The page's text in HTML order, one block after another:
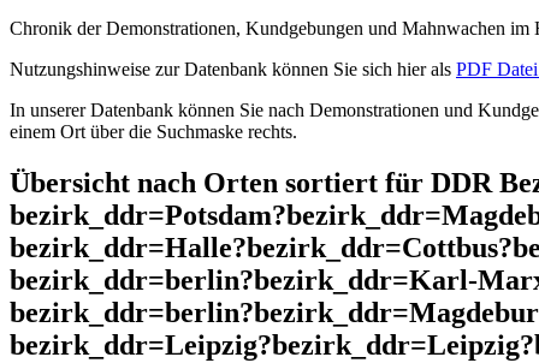
Chronik der Demonstrationen, Kundgebungen und Mahnwachen
Nutzungshinweise zur Datenbank können Sie sich hier als PDF
In unserer Datenbank können Sie nach Demonstrationen und
einem Ort über die Suchmaske rechts.
Übersicht nach Orten sortiert für DDR
bezirk_ddr=berlin?bezirk_ddr=Karl-